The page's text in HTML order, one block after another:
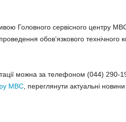
Головного сервісного центру
обов’язкового технічного
можна за телефоном (044) 290-
МВС, переглянути актуальні новини